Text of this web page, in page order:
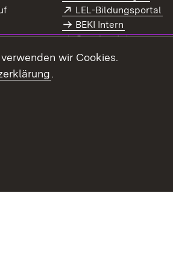
(Öffnet in neuem Fenster)
Extern:
LEL-Bildungsportal
BEKI Intern
Coaches Intern
Intranet
wir Cookies.
.